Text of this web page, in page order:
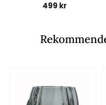
499 kr